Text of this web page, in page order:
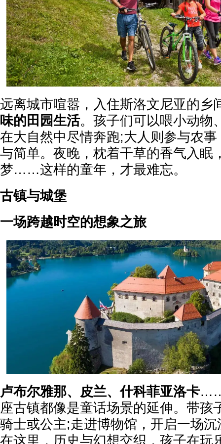
远离城市喧嚣，入住斯洛文尼亚的乡
味的田园生活。孩子们可以喂小动物
在大自然中尽情奔跑;大人则参与农
与简单。夜晚，枕着干草的香气入眠
梦……这样的童年，才最难忘。
古镇与城堡
一场跨越时空的想象之旅
卢布尔雅那、皮兰、什科菲亚洛卡……
座古镇都像是童话场景的延伸。带孩
骑士或公主;走进博物馆，开启一场
在这里，历史与幻想交织，孩子在玩